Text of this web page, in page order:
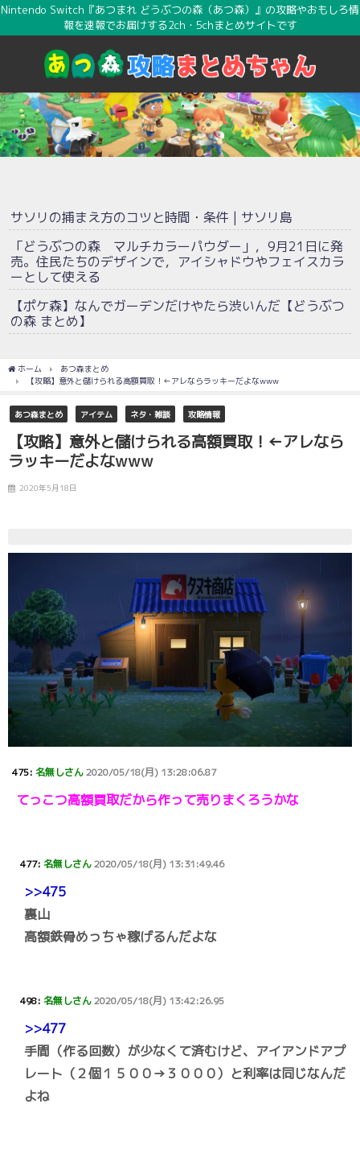
Nintendo Switch『あつまれ どうぶつの森（あつ森）』の攻略やおもしろ情
報を速報でお届けする2ch・5chまとめサイトです
サソリの捕まえ方のコツと時間・条件 | サソリ島
「どうぶつの森 マルチカラーパウダー」，9月21日に発
売。住民たちのデザインで，アイシャドウやフェイスカラ
ーとして使える
【ポケ森】なんでガーデンだけやたら渋いんだ【どうぶつ
の森 まとめ】
ホーム
あつ森まとめ
【攻略】意外と儲けられる高額買取！←アレならラッキーだよなwww
あつ森まとめ アイテム ネタ・雑談 攻略情報
【攻略】意外と儲けられる高額買取！←アレなら
ラッキーだよなwww
2020年5月18日
475: 名無しさん2020/05/18(月) 13:28:06.87
てっこつ高額買取だから作って売りまくろうかな
477: 名無しさん2020/05/18(月) 13:31:49.46
>>475
裏山
高額鉄骨めっちゃ稼げるんだよな
498: 名無しさん2020/05/18(月) 13:42:26.95
>>477
手間（作る回数）が少なくて済むけど、アイアンドアプ
レート（２個１５００→３０００）と利率は同じなんだ
よね